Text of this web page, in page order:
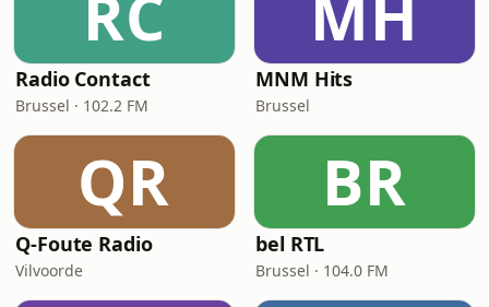
Radio Contact
Brussel · 102.2 FM
MNM Hits
Brussel
QR
Q-Foute Radio
Vilvoorde
BR
bel RTL
Brussel · 104.0 FM